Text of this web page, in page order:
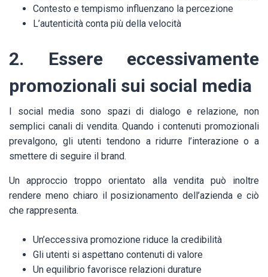
Contesto e tempismo influenzano la percezione
L’autenticità conta più della velocità
2. Essere eccessivamente
promozionali sui social media
I social media sono spazi di dialogo e relazione, non
semplici canali di vendita. Quando i contenuti promozionali
prevalgono, gli utenti tendono a ridurre l’interazione o a
smettere di seguire il brand.
Un approccio troppo orientato alla vendita può inoltre
rendere meno chiaro il posizionamento dell’azienda e ciò
che rappresenta.
Un’eccessiva promozione riduce la credibilità
Gli utenti si aspettano contenuti di valore
Un equilibrio favorisce relazioni durature